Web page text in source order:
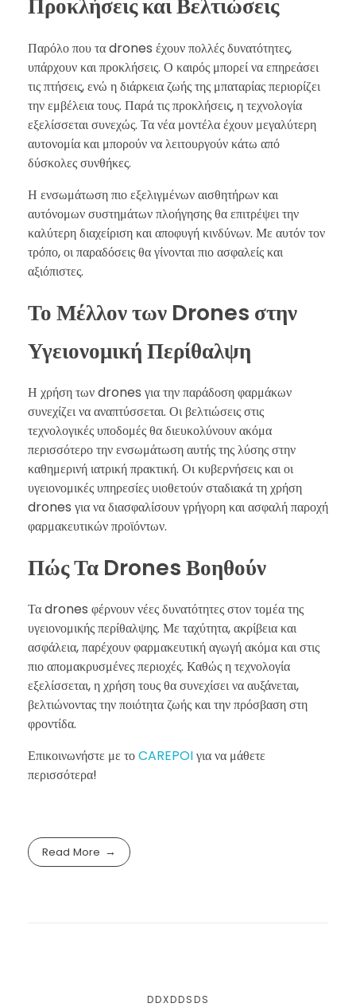
Προκλήσεις και Βελτιώσεις
Παρόλο που τα drones έχουν πολλές δυνατότητες,
υπάρχουν και προκλήσεις. Ο καιρός μπορεί να επηρεάσει
τις πτήσεις, ενώ η διάρκεια ζωής της μπαταρίας περιορίζει
την εμβέλεια τους. Παρά τις προκλήσεις, η τεχνολογία
εξελίσσεται συνεχώς. Τα νέα μοντέλα έχουν μεγαλύτερη
αυτονομία και μπορούν να λειτουργούν κάτω από
δύσκολες συνθήκες.
Η ενσωμάτωση πιο εξελιγμένων αισθητήρων και
αυτόνομων συστημάτων πλοήγησης θα επιτρέψει την
καλύτερη διαχείριση και αποφυγή κινδύνων. Με αυτόν τον
τρόπο, οι παραδόσεις θα γίνονται πιο ασφαλείς και
αξιόπιστες.
Το Μέλλον των Drones στην
Υγειονομική Περίθαλψη
Η χρήση των drones για την παράδοση φαρμάκων
συνεχίζει να αναπτύσσεται. Οι βελτιώσεις στις
τεχνολογικές υποδομές θα διευκολύνουν ακόμα
περισσότερο την ενσωμάτωση αυτής της λύσης στην
καθημερινή ιατρική πρακτική. Οι κυβερνήσεις και οι
υγειονομικές υπηρεσίες υιοθετούν σταδιακά τη χρήση
drones για να διασφαλίσουν γρήγορη και ασφαλή παροχή
φαρμακευτικών προϊόντων.
Πώς Τα Drones Βοηθούν
Τα drones φέρνουν νέες δυνατότητες στον τομέα της
υγειονομικής περίθαλψης. Με ταχύτητα, ακρίβεια και
ασφάλεια, παρέχουν φαρμακευτική αγωγή ακόμα και στις
πιο απομακρυσμένες περιοχές. Καθώς η τεχνολογία
εξελίσσεται, η χρήση τους θα συνεχίσει να αυξάνεται,
βελτιώνοντας την ποιότητα ζωής και την πρόσβαση στη
φροντίδα.
Επικοινωνήστε με τοCAREPOIγια να μάθετε
περισσότερα!
Read More
DDXDDSDS